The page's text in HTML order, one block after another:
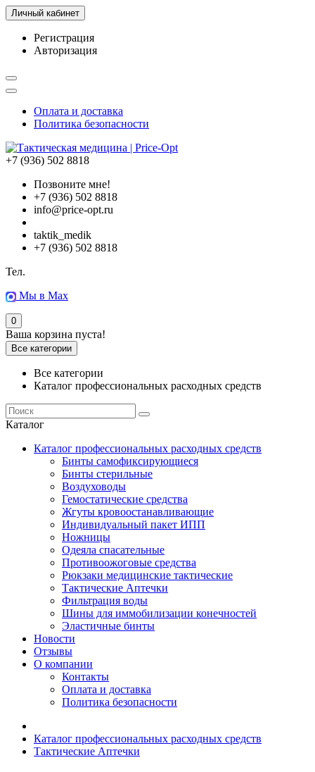
Личный кабинет
Регистрация
Авторизация
Оплата и доставка
Политика безопасности
+7 (936) 502 8818
Позвоните мне!
+7 (936) 502 8818
info@price-opt.ru
taktik_medik
+7 (936) 502 8818
Тел.
Мы в Max
0
Ваша корзина пуста!
Все категории
Все категории
Каталог профессиональных расходных средств
Каталог
Каталог профессиональных расходных средств
Бинты самофиксирующиеся
Бинты стерильные
Воздуховоды
Гемостатические средства
Жгуты кровоостанавливающие
Индивидуальный пакет ИПП
Ножницы
Одеяла спасательные
Противоожоговые средства
Рюкзаки медицинские тактические
Тактические Аптечки
Фильтрация воды
Шины для иммобилизации конечностей
Эластичные бинты
Новости
Отзывы
О компании
Контакты
Оплата и доставка
Политика безопасности
Каталог профессиональных расходных средств
Тактические Аптечки